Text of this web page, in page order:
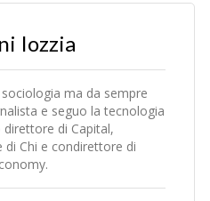
Iozzia
ma da sempre
e seguo la tecnologia
di Capital,
di Chi e condirettore di